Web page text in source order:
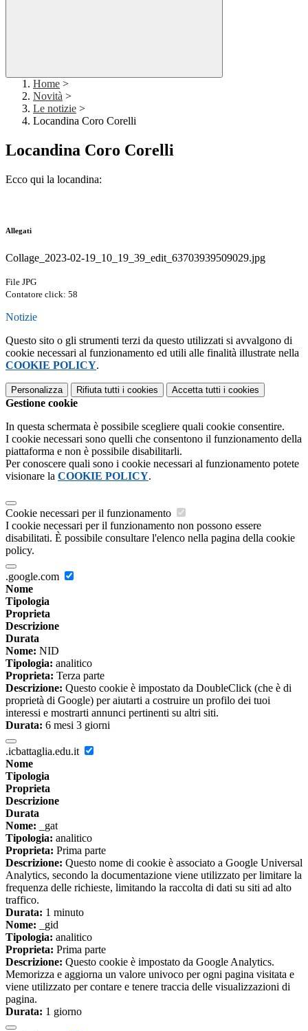
Home >
Novità >
Le notizie >
Locandina Coro Corelli
Locandina Coro Corelli
Ecco qui la locandina:
Allegati
Collage_2023-02-19_10_19_39_edit_63703939509029.jpg
File JPG
Contatore click: 58
Notizie
Questo sito o gli strumenti terzi da questo utilizzati si avvalgono di
cookie necessari al funzionamento ed utili alle finalità illustrate nella
COOKIE POLICY.
Personalizza Rifiuta tutti i cookies Accetta tutti i cookies
Gestione cookie
In questa schermata è possibile scegliere quali cookie consentire.
I cookie necessari sono quelli che consentono il funzionamento della
piattaforma e non è possibile disabilitarli.
Per conoscere quali sono i cookie necessari al funzionamento potete
visionare la COOKIE POLICY.
Cookie necessari per il funzionamento
I cookie necessari per il funzionamento non possono essere
disabilitati. È possibile consultare l'elenco nella pagina della cookie
policy.
.google.com
Nome
Tipologia
Proprieta
Descrizione
Durata
Nome: NID
Tipologia: analitico
Proprieta: Terza parte
Descrizione: Questo cookie è impostato da DoubleClick (che è di
proprietà di Google) per aiutarti a costruire un profilo dei tuoi
interessi e mostrarti annunci pertinenti su altri siti.
Durata: 6 mesi 3 giorni
.icbattaglia.edu.it
Nome
Tipologia
Proprieta
Descrizione
Durata
Nome: _gat
Tipologia: analitico
Proprieta: Prima parte
Descrizione: Questo nome di cookie è associato a Google Universal
Analytics, secondo la documentazione viene utilizzato per limitare la
frequenza delle richieste, limitando la raccolta di dati su siti ad alto
traffico.
Durata: 1 minuto
Nome: _gid
Tipologia: analitico
Proprieta: Prima parte
Descrizione: Questo cookie è impostato da Google Analytics.
Memorizza e aggiorna un valore univoco per ogni pagina visitata e
viene utilizzato per contare e tenere traccia delle visualizzazioni di
pagina.
Durata: 1 giorno